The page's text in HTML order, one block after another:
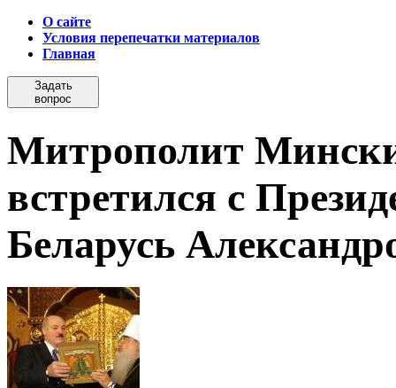
О сайте
Условия перепечатки материалов
Главная
Задать
вопрос
Митрополит
встретился с
Беларусь